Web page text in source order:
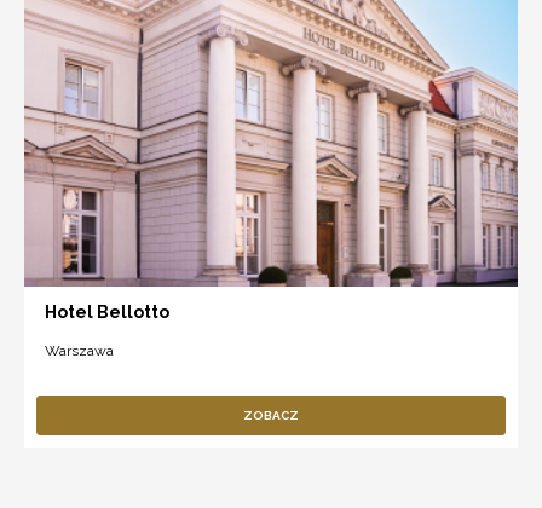
Hotel Bellotto
Warszawa
ZOBACZ